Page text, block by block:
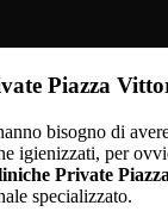
Piazza
bisogno di
igienizzati, per
Private
specializzato.